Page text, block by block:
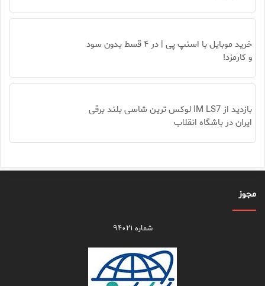
خرید موبایل با اسنپ پی | در ۴ قسط بدون سود
و کارمزد!
بازدید از IM LS7 لوکس ترین شاسی بلند برقی
ایران در باشگاه انقلاب
مجوز
شماره ۹۴۰۲۱